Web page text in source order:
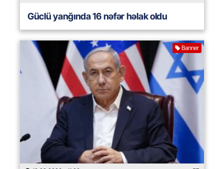
Güclü yanğında 16 nəfər həlak oldu
Banner